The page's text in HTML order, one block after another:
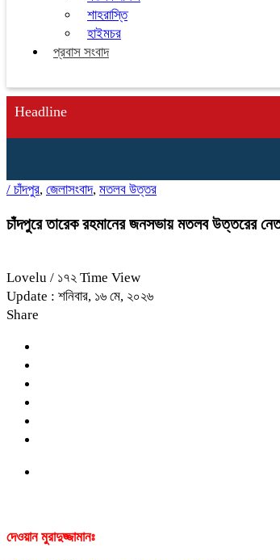
শাহরাস্তি
হাইমচর
প্রবাস সংবাদ
Headline
/ চাঁদপুর, জেলাসংবাদ, মতলব উত্তর
চাঁদপুরে তারেক রহমানের জনসভায় মতলব উত্তরের
Lovelu / ১৭২ Time View
Update : শনিবার, ১৬ মে, ২০২৬
Share
দেওয়ান মুরাদুজ্জামানঃ